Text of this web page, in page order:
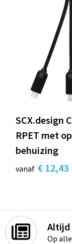
SCX.design
RPET met
behuizing
vanaf € 12,43
Altijd
Op